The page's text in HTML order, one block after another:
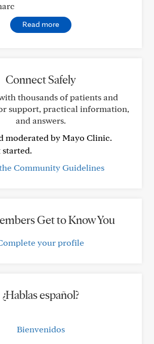
Read more
Connect Safely
thousands of patients and
support, practical information,
and answers.
moderated by Mayo Clinic.
started.
Community Guidelines
Get to Know You
your profile
¿Hablas español?
Bienvenidos